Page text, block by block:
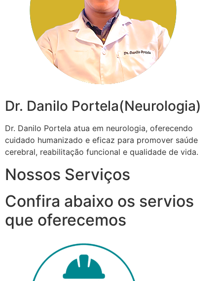
Dr. Danilo Portela(Neurologia)
Dr. Danilo Portela atua em neurologia, oferecendo
cuidado humanizado e eficaz para promover saúde
cerebral, reabilitação funcional e qualidade de vida.
Nossos Serviços
Confira abaixo os servios
que oferecemos